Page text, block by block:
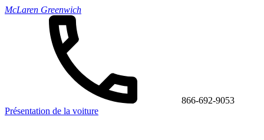
McLaren Greenwich
866-692-9053
Présentation de la voiture